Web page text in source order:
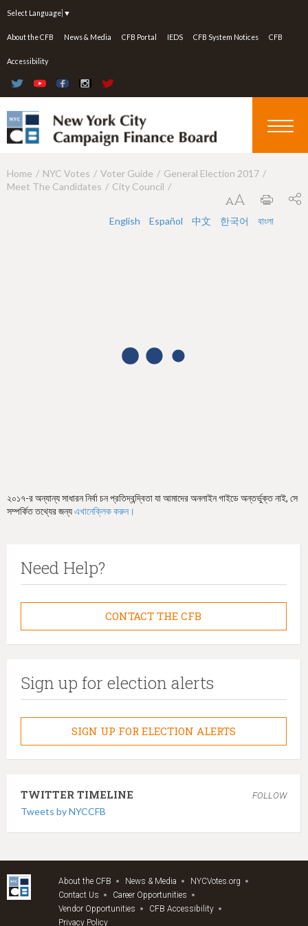
Select Language ▼
About the CFB News & Media CFB Portal IEDS CFB System Notices CFB
Accessibility
Y
Home NYC Votes Voter Guide
General Election 2017
Meet The Candidates
City Council
English Español 中文 한국어 বাংলা
২০১৭-র অন্যান্য সাধারন নির্বা চন প্রতিদ্বন্দ্বিতা যা আমাদের অনলাইন গাইডে অন্তর্ভুক্ত নাই, সে
সম্পর্কিত তথ্যের জন্যএখানেক্লিক করুন।
Need Help?
CONTACT THE CFB
Sign up for election alerts
SIGN UP FOR ELECTION ALERTS
TWITTER TIMELINE FOLLOW
Tweets by NYCCFB
About the CFB News & Media
NYCVotes.org
Contact Us
Career Opportunities
Vendor Opportunities
CFB Accessibility
Privacy Policy